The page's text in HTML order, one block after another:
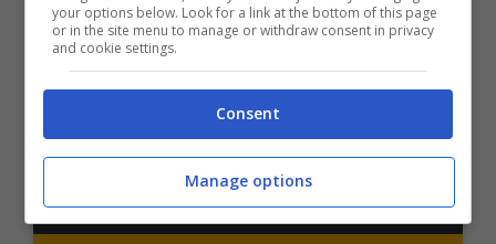
Planetwin365: 2050€ per sport e scommesse
Iscrivendoti a PlanetWin365 ricevi: 100% fino a 2000€
in Bonus Scommesse + 100% fino a 50€ in Bonus
Sport
2050€
VERIFICA
your options below. Look for a link at the bottom of this page
or in the site menu to manage or withdraw consent in privacy
and cookie settings.
Consent
Manage options